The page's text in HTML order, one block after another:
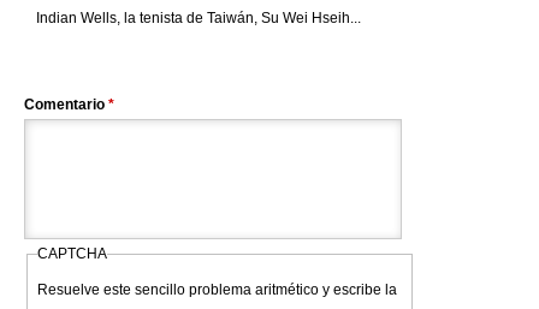
Indian Wells, la tenista de Taiwán, Su Wei Hseih...
Comentario *
CAPTCHA
Resuelve este sencillo problema aritmético y escribe la